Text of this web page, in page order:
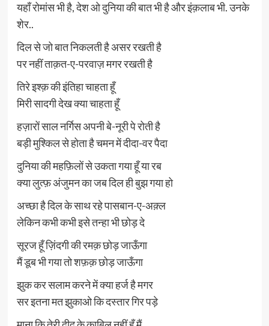
यहाँ रोमांस भी है, देश ओ दुनिया की बात भी है और इंक़लाब भी. उनके
शेर..
दिल से जो बात निकलती है असर रखती है
पर नहीं ताक़त-ए-परवाज़ मगर रखती है
तिरे इश्क़ की इंतिहा चाहता हूँ
मिरी सादगी देख क्या चाहता हूँ
हज़ारों साल नर्गिस अपनी बे-नूरी पे रोती है
बड़ी मुश्किल से होता है चमन में दीदा-वर पैदा
दुनिया की महफ़िलों से उकता गया हूँ या रब
क्या लुत्फ़ अंजुमन का जब दिल ही बुझ गया हो
अच्छा है दिल के साथ रहे पासबान-ए-अक़्ल
लेकिन कभी कभी इसे तन्हा भी छोड़ दे
सूरज हूँ ज़िंदगी की रमक़ छोड़ जाऊँगा
मैं डूब भी गया तो शफ़क़ छोड़ जाऊँगा
झुक कर सलाम करने में क्या हर्ज है मगर
सर इतना मत झुकाओ कि दस्तार गिर पड़े